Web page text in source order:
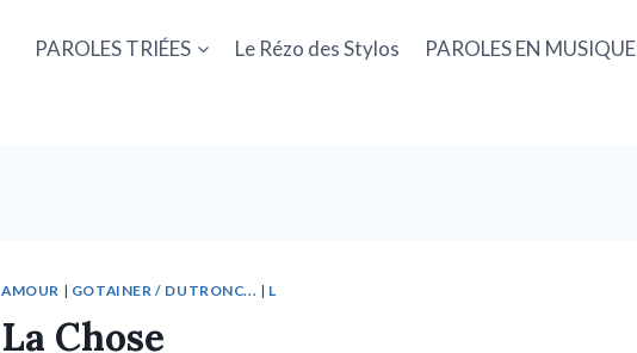
PAROLES TRIÉES Le Rézo des Stylos PAROLES EN MUSIQUE
AMOUR | GOTAINER / DUTRONC... | L
La Chose